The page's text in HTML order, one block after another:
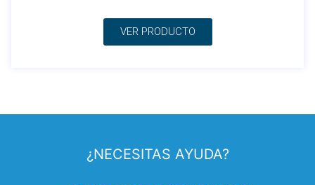
VER PRODUCTO
¿NECESITAS AYUDA?